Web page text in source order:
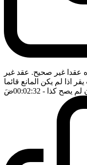
عقدا غير صحيح. عقد غير
اذا لم يكن المانع قائما
لم يصح كذا - 00:02:32 ضَ